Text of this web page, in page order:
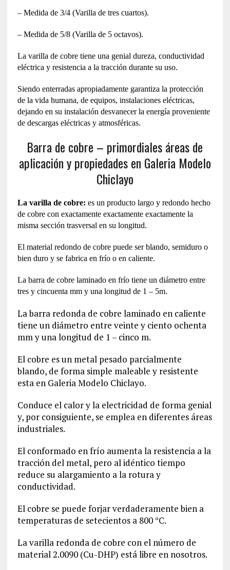
– Medida de 3/4 (Varilla de tres cuartos).
– Medida de 5/8 (Varilla de 5 octavos).
La varilla de cobre tiene una genial dureza, conductividad
eléctrica y resistencia a la tracción durante su uso.
Siendo enterradas apropiadamente garantiza la protección
de la vida humana, de equipos, instalaciones eléctricas,
dejando en su instalación desvanecer la energía proveniente
de descargas eléctricas y atmosféricas.
Barra de cobre – primordiales áreas de
aplicación y propiedades en Galeria Modelo
Chiclayo
La varilla de cobre: es un producto largo y redondo hecho
de cobre con exactamente exactamente exactamente la
misma sección trasversal en su longitud.
El material redondo de cobre puede ser blando, semiduro o
bien duro y se fabrica en frío o en caliente.
La barra de cobre laminado en frío tiene un diámetro entre
tres y cincuenta mm y una longitud de 1 – 5m.
La barra redonda de cobre laminado en caliente
tiene un diámetro entre veinte y ciento ochenta
mm y una longitud de 1 – cinco m.
El cobre es un metal pesado parcialmente
blando, de forma simple maleable y resistente
esta en Galeria Modelo Chiclayo.
Conduce el calor y la electricidad de forma genial
y, por consiguiente, se emplea en diferentes áreas
industriales.
El conformado en frío aumenta la resistencia a la
tracción del metal, pero al idéntico tiempo
reduce su alargamiento a la rotura y
conductividad.
El cobre se puede forjar verdaderamente bien a
temperaturas de setecientos a 800 °C.
La varilla redonda de cobre con el número de
material2.0090(Cu-DHP) está libre en nosotros.